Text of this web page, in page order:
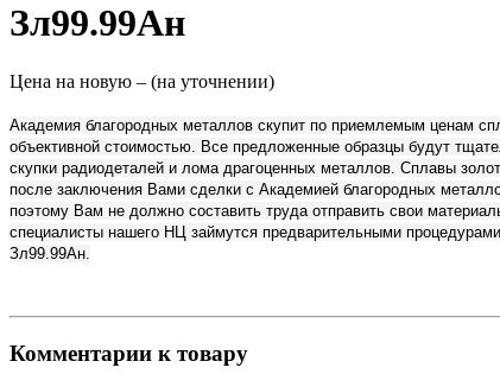
Зл99.99Ан
Цена на новую – (на уточнении)
Академия благородных металлов скупит по приемлемым ценам
объективной стоимостью. Все предложенные образцы будут
скупки радиодеталей и лома драгоценных металлов. Сплавы
после заключения Вами сделки с Академией благородных
поэтому Вам не должно составить труда отправить свои
специалисты нашего НЦ займутся предварительными
Зл99.99Ан.
Комментарии к товару